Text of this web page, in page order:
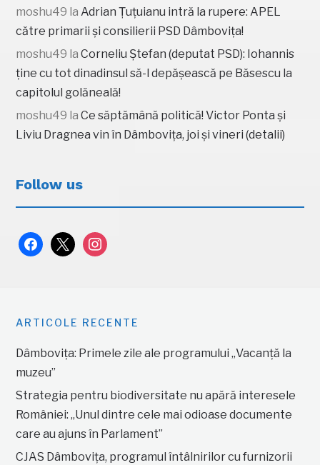
moshu49 laAdrian Țuțuianu intră la rupere: APEL
către primarii și consilierii PSD Dâmbovița!
moshu49 laCorneliu Ștefan (deputat PSD): Iohannis
ține cu tot dinadinsul să-l depășească pe Băsescu la
capitolul golăneală!
moshu49 laCe săptămână politică! Victor Ponta și
Liviu Dragnea vin în Dâmbovița, joi și vineri (detalii)
Follow us
facebook
x instagram
ARTICOLE RECENTE
Dâmbovița: Primele zile ale programului „Vacanță la
muzeu”
Strategia pentru biodiversitate nu apără interesele
României: „Unul dintre cele mai odioase documente
care au ajuns în Parlament”
CJAS Dâmbovița, programul întâlnirilor cu furnizorii